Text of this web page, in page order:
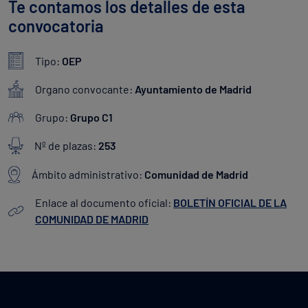
Te contamos los detalles de esta
convocatoria
Tipo: OEP
Organo convocante: Ayuntamiento de Madrid
Grupo: Grupo C1
Nº de plazas: 253
Ámbito administrativo: Comunidad de Madrid
Enlace al documento oficial: BOLETÍN OFICIAL DE LA
COMUNIDAD DE MADRID